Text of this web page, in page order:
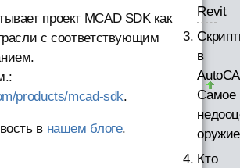
проект MCAD SDK как
с соответствующим
products/mcad-sdk.
в нашем блоге.
Revit
в
Самое
оружие
Кто